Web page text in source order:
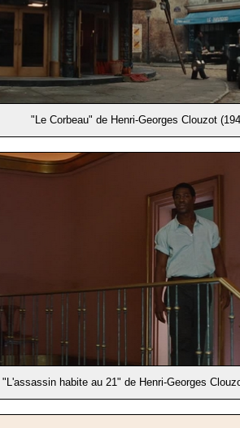
"Le Corbeau" de Henri-Georges Clouzot
"L'assassin habite au 21" de Henri-Georges